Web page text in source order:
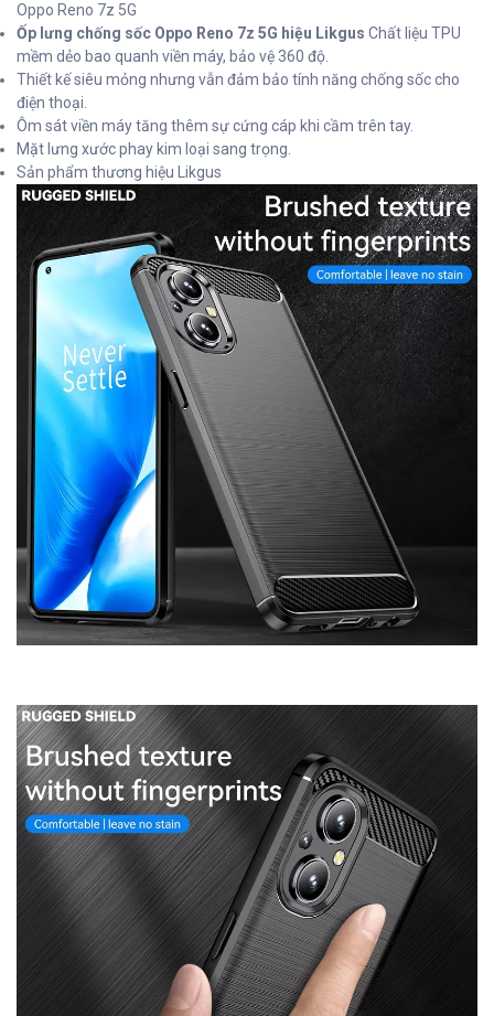
Oppo Reno 7z 5G
Ốp lưng chống sốc Oppo Reno 7z 5G hiệu Likgus Chất liệu TPU
mềm dẻo bao quanh viền máy, bảo vệ 360 độ.
Thiết kế siêu mỏng nhưng vẫn đảm bảo tính năng chống sốc cho
điện thoại.
Ôm sát viền máy tăng thêm sự cứng cáp khi cầm trên tay.
Mặt lưng xước phay kim loại sang trọng.
Sản phẩm thương hiệu Likgus